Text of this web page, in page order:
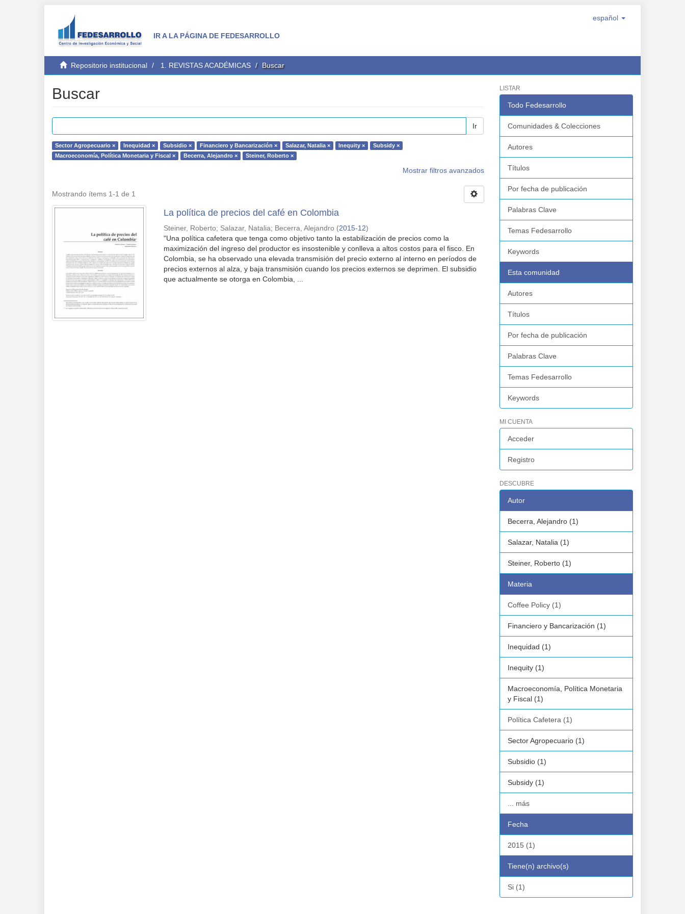
IR A LA PÁGINA DE FEDESARROLLO
español
Repositorio institucional 1. REVISTAS ACADÉMICAS Buscar
Buscar
Ir
Sector Agropecuario × Inequidad × Subsidio × Financiero y Bancarización × Salazar, Natalia × Inequity ×
Subsidy ×
Macroeconomía, Política Monetaria y Fiscal ×
Becerra, Alejandro × Steiner, Roberto ×
Mostrar filtros avanzados
Mostrando ítems 1-1 de 1
La política de precios del café en Colombia
Steiner, Roberto; Salazar, Natalia; Becerra, Alejandro (2015-12)
"Una política cafetera que tenga como objetivo tanto la estabilización de precios como la
maximización del ingreso del productor es insostenible y conlleva a altos costos para el fisco. En
Colombia, se ha observado una elevada transmisión del precio externo al interno en períodos de
precios externos al alza, y baja transmisión cuando los precios externos se deprimen. El subsidio
que actualmente se otorga en Colombia, ...
LISTAR
Todo Fedesarrollo
Comunidades & Colecciones
Autores
Títulos
Por fecha de publicación
Palabras Clave
Temas Fedesarrollo
Keywords
Esta comunidad
Autores
Títulos
Por fecha de publicación
Palabras Clave
Temas Fedesarrollo
Keywords
MI CUENTA
Acceder
Registro
DESCUBRE
Autor
Becerra, Alejandro (1)
Salazar, Natalia (1)
Steiner, Roberto (1)
Materia
Coffee Policy (1)
Financiero y Bancarización (1)
Inequidad (1)
Inequity (1)
Macroeconomía, Política Monetaria
y Fiscal (1)
Política Cafetera (1)
Sector Agropecuario (1)
Subsidio (1)
Subsidy (1)
... más
Fecha
2015 (1)
Tiene(n) archivo(s)
Si (1)